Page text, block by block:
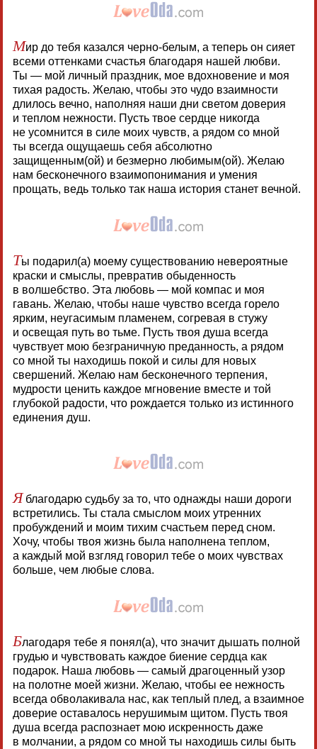
Мир до тебя казался черно-белым, а теперь он сияет
всеми оттенками счастья благодаря нашей любви.
Ты — мой личный праздник, мое вдохновение и моя
тихая радость. Желаю, чтобы это чудо взаимности
длилось вечно, наполняя наши дни светом доверия
и теплом нежности. Пусть твое сердце никогда
не усомнится в силе моих чувств, а рядом со мной
ты всегда ощущаешь себя абсолютно
защищенным(ой) и безмерно любимым(ой). Желаю
нам бесконечного взаимопонимания и умения
прощать, ведь только так наша история станет вечной.
Ты подарил(а) моему существованию невероятные
краски и смыслы, превратив обыденность
в волшебство. Эта любовь — мой компас и моя
гавань. Желаю, чтобы наше чувство всегда горело
ярким, неугасимым пламенем, согревая в стужу
и освещая путь во тьме. Пусть твоя душа всегда
чувствует мою безграничную преданность, а рядом
со мной ты находишь покой и силы для новых
свершений. Желаю нам бесконечного терпения,
мудрости ценить каждое мгновение вместе и той
глубокой радости, что рождается только из истинного
единения душ.
Яблагодарю судьбу за то, что однажды наши дороги
встретились. Ты стала смыслом моих утренних
пробуждений и моим тихим счастьем перед сном.
Хочу, чтобы твоя жизнь была наполнена теплом,
а каждый мой взгляд говорил тебе о моих чувствах
больше, чем любые слова.
Благодаря тебе я понял(а), что значит дышать полной
грудью и чувствовать каждое биение сердца как
подарок. Наша любовь — самый драгоценный узор
на полотне моей жизни. Желаю, чтобы ее нежность
всегда обволакивала нас, как теплый плед, а взаимное
доверие оставалось нерушимым щитом. Пусть твоя
душа всегда распознает мою искренность даже
в молчании, а рядом со мной ты находишь силы быть